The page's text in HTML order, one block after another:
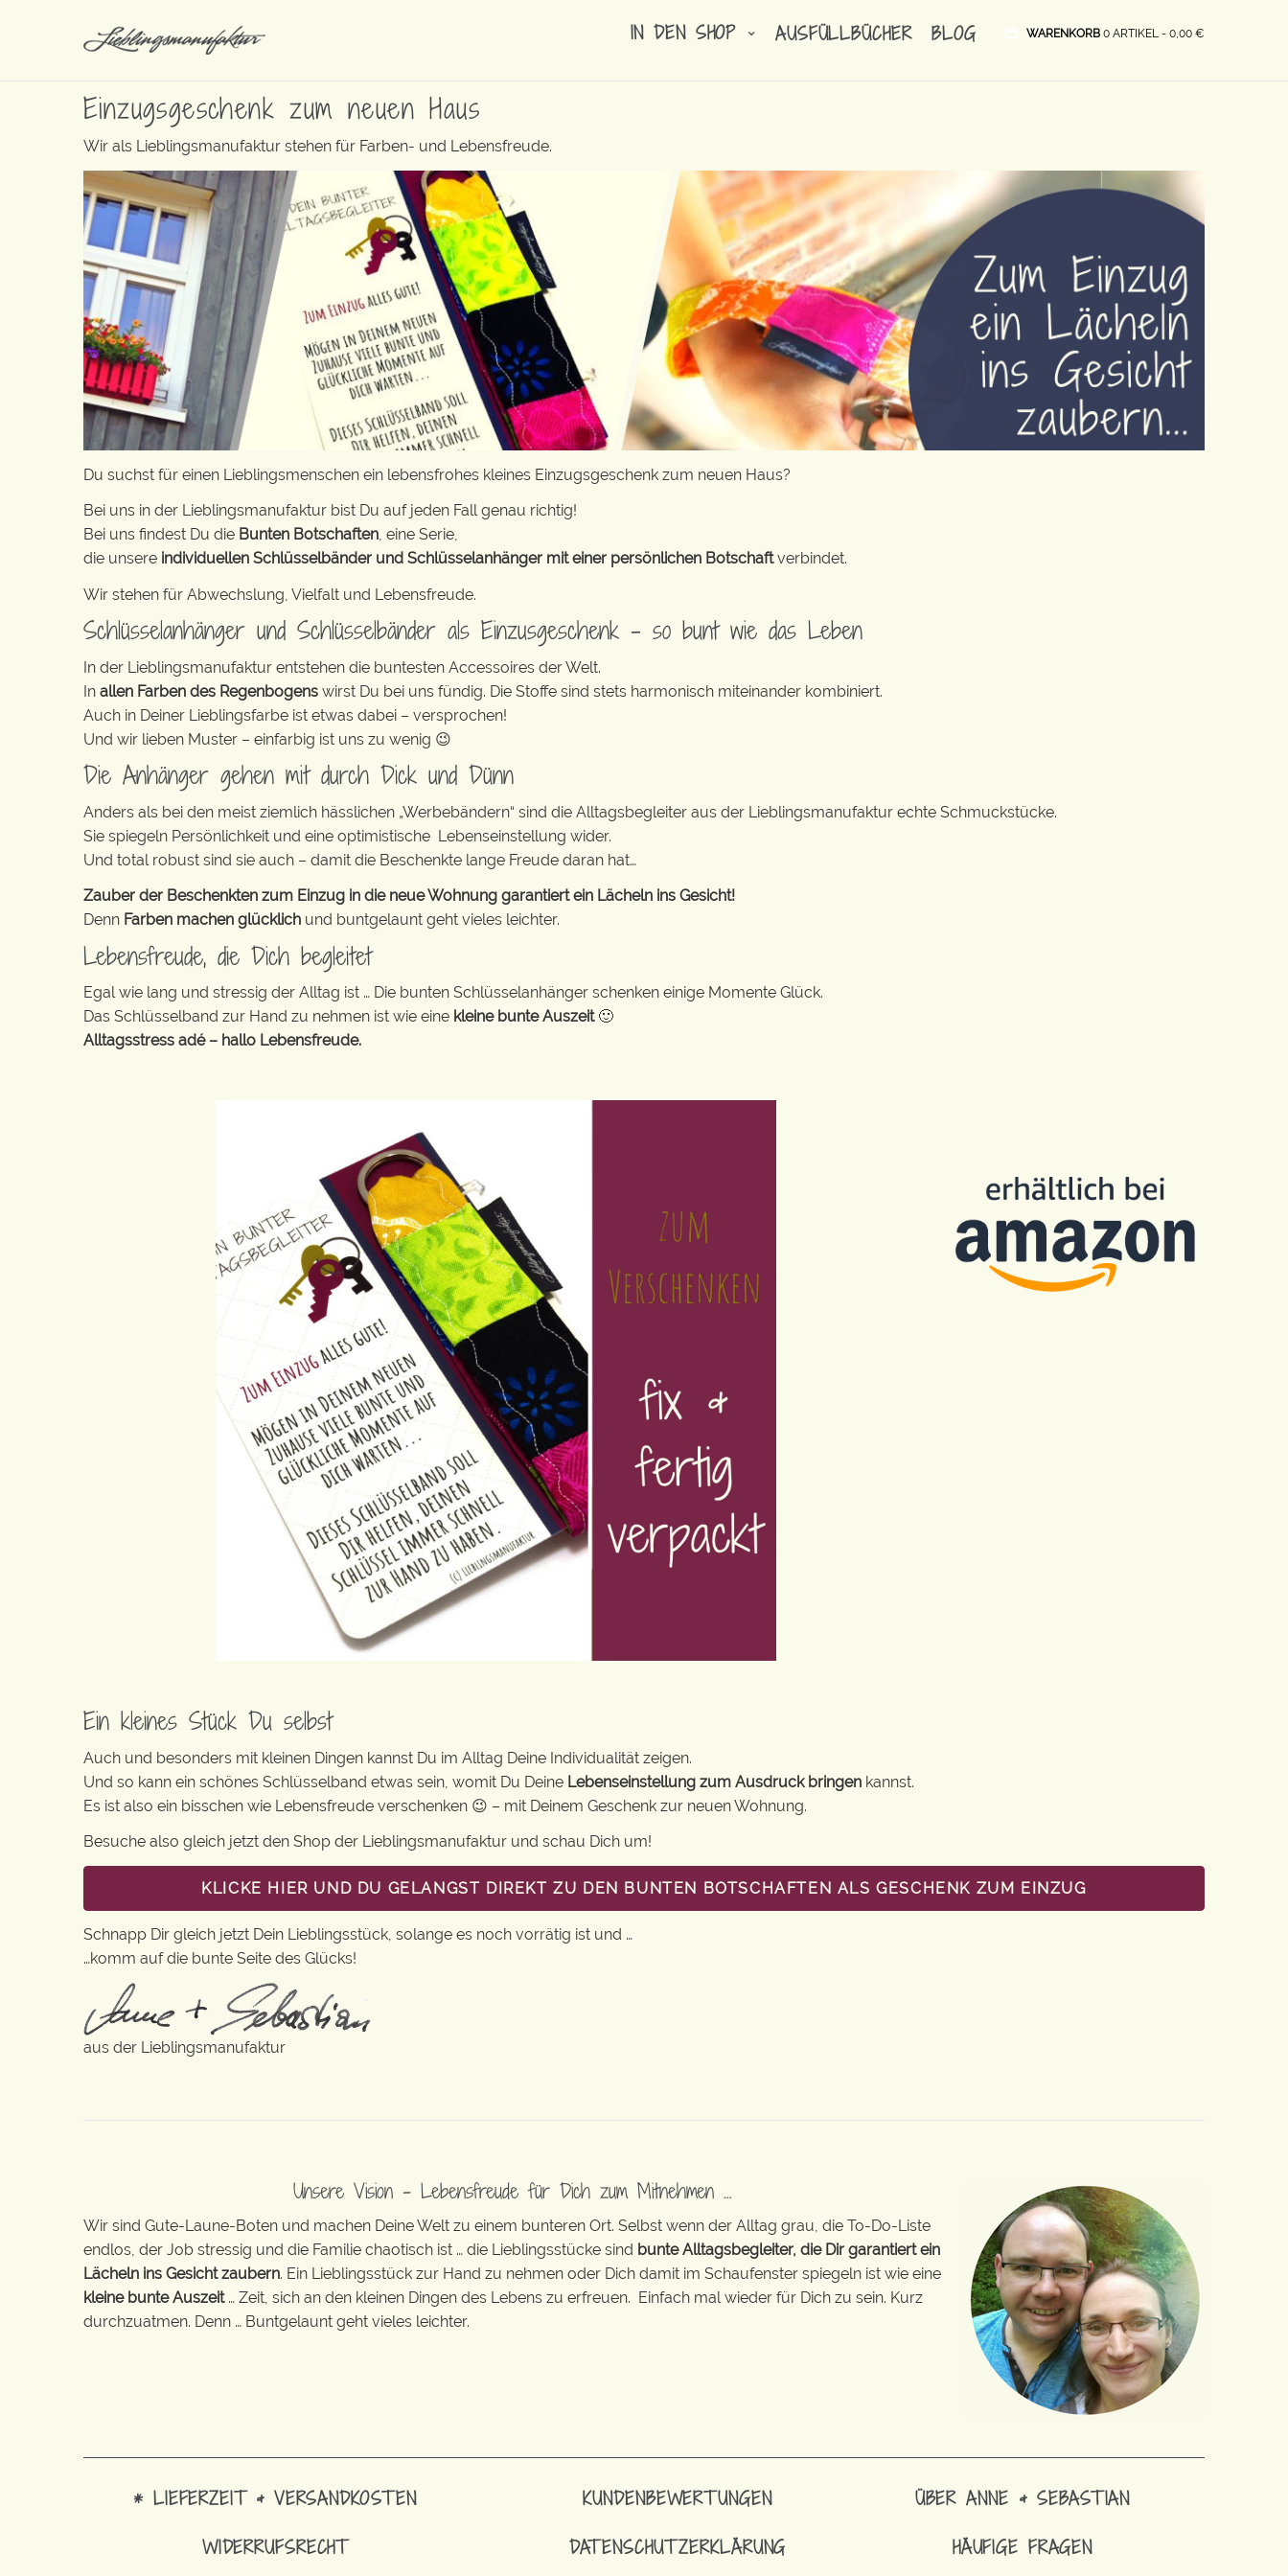
IN DEN SHOP AUSFÜLLBÜCHER BLOG WARENKORB 0 ARTIKEL - 0,00 €
Einzugsgeschenk zum neuen Haus
Wir als Lieblingsmanufaktur stehen für Farben- und Lebensfreude.
Du suchst für einen Lieblingsmenschen ein lebensfrohes kleines Einzugsgeschenk zum neuen Haus?
Bei uns in der Lieblingsmanufaktur bist Du auf jeden Fall genau richtig!
Bei uns findest Du die Bunten Botschaften, eine Serie,
die unsere individuellen Schlüsselbänder und Schlüsselanhänger mit einer persönlichen Botschaftverbindet.
Wir stehen für Abwechslung, Vielfalt und Lebensfreude.
Schlüsselanhänger und Schlüsselbänder als Einzusgeschenk – so bunt wie das Leben
In der Lieblingsmanufaktur entstehen die buntesten Accessoires der Welt.
In allen Farben des Regenbogens wirst Du bei uns fündig. Die Stoffe sind stets harmonisch miteinander kombiniert.
Auch in Deiner Lieblingsfarbe ist etwas dabei – versprochen!
Und wir lieben Muster – einfarbig ist uns zu wenig 😉
Die Anhänger gehen mit durch Dick und Dünn
Anders als bei den meist ziemlich hässlichen „Werbebändern“ sind die Alltagsbegleiter aus der Lieblingsmanufaktur echte Schmuckstücke.
Sie spiegeln Persönlichkeit und eine optimistische Lebenseinstellung wider.
Und total robust sind sie auch – damit die Beschenkte lange Freude daran hat…
Zauber der Beschenkten zum Einzug in die neue Wohnung garantiert ein Lächeln ins Gesicht!
Denn Farben machen glücklich und buntgelaunt geht vieles leichter.
Lebensfreude, die Dich begleitet
Egal wie lang und stressig der Alltag ist … Die bunten Schlüsselanhänger schenken einige Momente Glück.
Das Schlüsselband zur Hand zu nehmen ist wie eine kleine bunte Auszeit🙂
Alltagsstress adé – hallo Lebensfreude.
Ein kleines Stück Du selbst
Auch und besonders mit kleinen Dingen kannst Du im Alltag Deine Individualität zeigen.
Und so kann ein schönes Schlüsselband etwas sein, womit Du Deine Lebenseinstellung zum Ausdruck bringen kannst.
Es ist also ein bisschen wie Lebensfreude verschenken 😉 – mit Deinem Geschenk zur neuen Wohnung.
Besuche also gleich jetzt den Shop der Lieblingsmanufaktur und schau Dich um!
KLICKE HIER UND DU GELANGST DIREKT ZU DEN BUNTEN BOTSCHAFTEN ALS GESCHENK ZUM EINZUG
Schnapp Dir gleich jetzt Dein Lieblingsstück, solange es noch vorrätig ist und …
…komm auf die bunte Seite des Glücks!
aus der Lieblingsmanufaktur
Unsere Vision – Lebensfreude für Dich zum Mitnehmen …
Wir sind Gute-Laune-Boten und machen Deine Welt zu einem bunteren Ort. Selbst wenn der Alltag grau, die To-Do-Liste
endlos, der Job stressig und die Familie chaotisch ist … die Lieblingsstücke sind bunte Alltagsbegleiter, die Dir garantiert ein
Lächeln ins Gesicht zaubern. Ein Lieblingsstück zur Hand zu nehmen oder Dich damit im Schaufenster spiegeln ist wie eine
kleine bunte Auszeit… Zeit, sich an den kleinen Dingen des Lebens zu erfreuen. Einfach mal wieder für Dich zu sein. Kurz
durchzuatmen. Denn … Buntgelaunt geht vieles leichter.
* LIEFERZEIT & VERSANDKOSTEN
WIDERRUFSRECHT
KUNDENBEWERTUNGEN
DATENSCHUTZERKLÄRUNG
ÜBER ANNE & SEBASTIAN
HÄUFIGE FRAGEN